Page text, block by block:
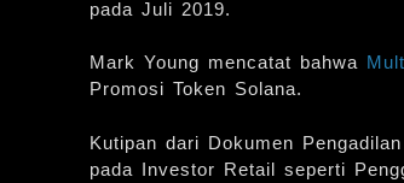
pada Juli 2019.
Mark Young mencatat bahwa
Promosi Token Solana.
Kutipan dari Dokumen
pada Investor Retail seperti